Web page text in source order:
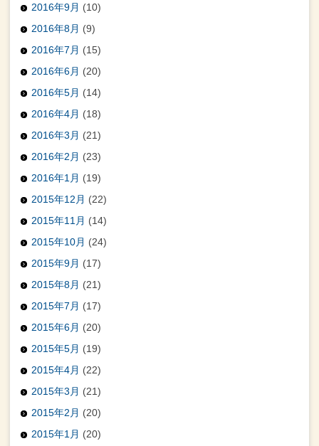
2016年9月 (10)
2016年8月 (9)
2016年7月 (15)
2016年6月 (20)
2016年5月 (14)
2016年4月 (18)
2016年3月 (21)
2016年2月 (23)
2016年1月 (19)
2015年12月 (22)
2015年11月 (14)
2015年10月 (24)
2015年9月 (17)
2015年8月 (21)
2015年7月 (17)
2015年6月 (20)
2015年5月 (19)
2015年4月 (22)
2015年3月 (21)
2015年2月 (20)
2015年1月 (20)